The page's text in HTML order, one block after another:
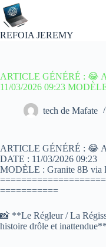
Passer
au
contenu
REFOIA JEREMY
ARTICLE GÉNÉRÉ : 😂
11/03/2026 09:23
tech de Mafate
ARTICLE GÉNÉRÉ : 😂
DATE : 11/03/2026 09:23
MODÈLE : Granite 8B via
===========
📸 **Le Régleur / La
histoire drôle et inattendue**